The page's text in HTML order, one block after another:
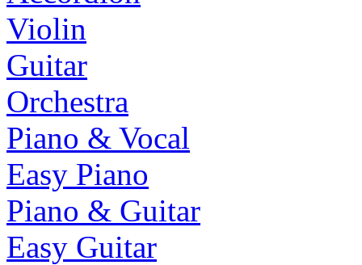
Violin
Guitar
Orchestra
Piano & Vocal
Easy Piano
Piano & Guitar
Easy Guitar